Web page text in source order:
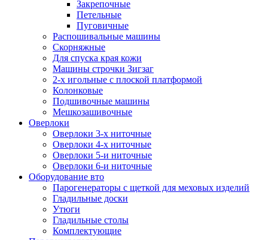
Закрепочные
Петельные
Пуговичные
Распошивальные машины
Скорняжные
Для спуска края кожи
Машины строчки Зигзаг
2-х игольные с плоской платформой
Колонковые
Подшивочные машины
Мешкозашивочные
Оверлоки
Оверлоки 3-х ниточные
Оверлоки 4-х ниточные
Оверлоки 5-и ниточные
Оверлоки 6-и ниточные
Оборудование вто
Парогенераторы с щеткой для меховых изделий
Гладильные доски
Утюги
Гладильные столы
Комплектующие